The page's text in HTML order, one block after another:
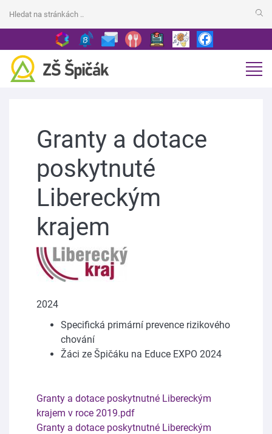
Granty a dotace
poskytnuté
Libereckým
krajem
2024
Specifická primární prevence rizikového
chování
Žáci ze Špičáku na Educe EXPO 2024
Granty a dotace poskytnutné Libereckým
krajem v roce 2019.pdf
Granty a dotace poskytnutné Libereckým